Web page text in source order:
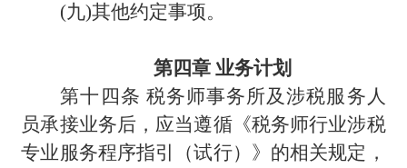
(九)其他约定事项。
第四章 业务计划
第十四条 税务师事务所及涉税服务人
员承接业务后，应当遵循《税务师行业涉税
专业服务程序指引（试行）》的相关规定，